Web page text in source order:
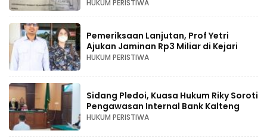
HUKUM PERISTIWA
Pemeriksaan Lanjutan, Prof Yetri
Ajukan Jaminan Rp3 Miliar di Kejari
HUKUM PERISTIWA
Sidang Pledoi, Kuasa Hukum Riky Soroti
Pengawasan Internal Bank Kalteng
HUKUM PERISTIWA